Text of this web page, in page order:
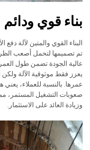
بناء قوي ودائم
البناء القوي والمتين لآلة
تم تصميمها لتحمل أصعب
عالية الجودة تضمن طول العمر
يعزز فقط موثوقية الآلة
عمرها. بالنسبة للعملاء، يعني
صعوبات التشغيل المستمر،
وزيادة العائد على الاستثمار.